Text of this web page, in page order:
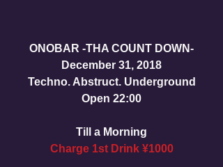
ONOBAR -THA COUNT DOWN-
December 31, 2018
Techno. Abstruct. Underground
Open 22:00
Till a Morning
Charge 1st Drink ¥1000